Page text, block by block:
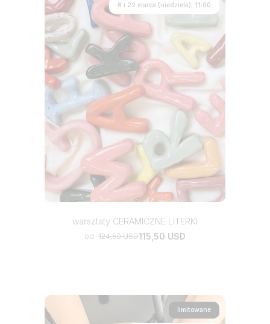
8 i 22 marca (niedziela), 11:00
warsztaty CERAMICZNE LITERKI
od 124,50 USD115,50 USD
limitowane